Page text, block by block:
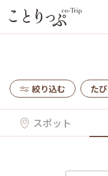
絞り込む た
スポット